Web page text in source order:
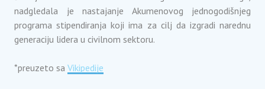
nadgledala je nastajanje Akumenovog jednogodišnjeg
programa stipendiranja koji ima za cilj da izgradi narednu
generaciju lidera u civilnom sektoru.
*preuzeto sa Vikipedije